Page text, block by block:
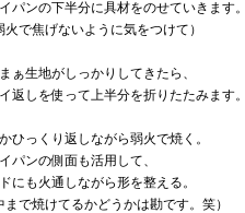
パンの下半分に具材をのせていきます。
火で焦げないように気をつけて）
ぁ生地がしっかりしてきたら、
返しを使って上半分を折りたたみます。
ひっくり返しながら弱火で焼く。
パンの側面も活用して、
にも火通しながら形を整える。
まで焼けてるかどうかは勘です。笑）